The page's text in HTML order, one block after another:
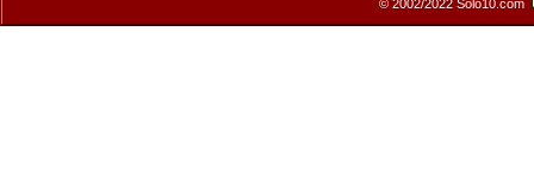
© 2002/2022 Solo10.com